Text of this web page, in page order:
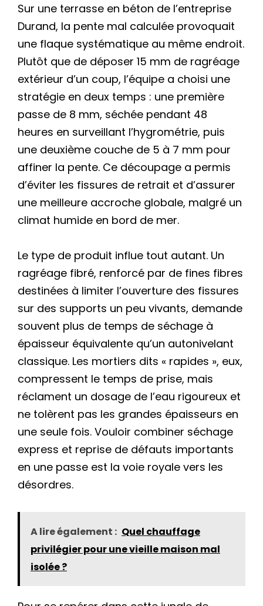
Sur une terrasse en béton de l’entreprise
Durand, la pente mal calculée provoquait
une flaque systématique au même endroit.
Plutôt que de déposer 15 mm de ragréage
extérieur d’un coup, l’équipe a choisi une
stratégie en deux temps : une première
passe de 8 mm, séchée pendant 48
heures en surveillant l’hygrométrie, puis
une deuxième couche de 5 à 7 mm pour
affiner la pente. Ce découpage a permis
d’éviter les fissures de retrait et d’assurer
une meilleure accroche globale, malgré un
climat humide en bord de mer.
Le type de produit influe tout autant. Un
ragréage fibré, renforcé par de fines fibres
destinées à limiter l’ouverture des fissures
sur des supports un peu vivants, demande
souvent plus de temps de séchage à
épaisseur équivalente qu’un autonivelant
classique. Les mortiers dits « rapides », eux,
compressent le temps de prise, mais
réclament un dosage de l’eau rigoureux et
ne tolèrent pas les grandes épaisseurs en
une seule fois. Vouloir combiner séchage
express et reprise de défauts importants
en une passe est la voie royale vers les
désordres.
A lire également : Quel chauffage
privilégier pour une vieille maison mal
isolée ?